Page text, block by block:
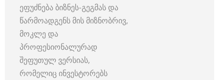
ეფუძნება ბიზნეს-გეგმას და
წარმოადგენს მის მიზნობრივ,
მოკლე და
პროფესიონალურად
შეფუთულ ვერსიას,
რომელიც ინვესტორებს